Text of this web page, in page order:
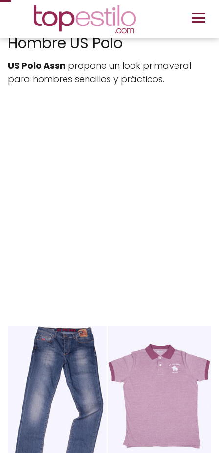
Hombre US Polo
US Polo Assn propone un look primaveral
para hombres sencillos y prácticos.